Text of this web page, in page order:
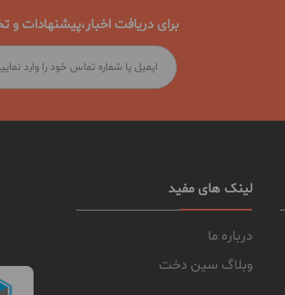
برای دریافت اخبار،پیشنهادات و
لینک های مفید
درباره ما
وبلاگ سین دخت